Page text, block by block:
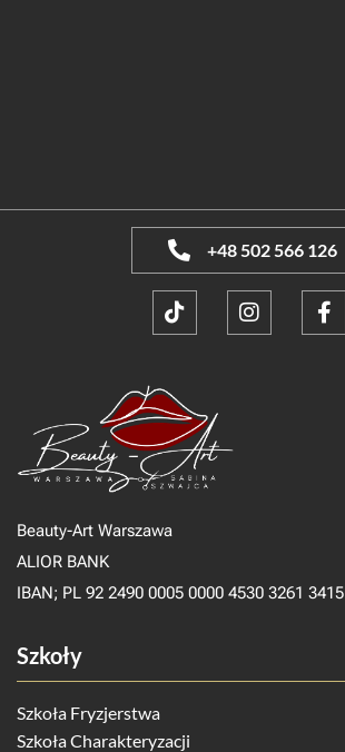
+48 502 566 126
Beauty-Art Warszawa
ALIOR BANK
IBAN; PL 92 2490 0005 0000 4530 3261 3415
Szkoły
Szkoła Fryzjerstwa
Szkoła Charakteryzacji